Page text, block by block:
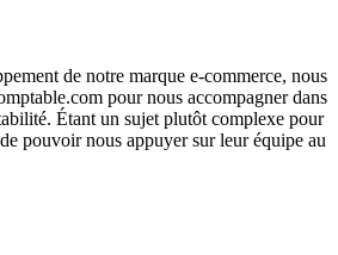
de notre marque e-commerce, nous
pour nous accompagner dans
Étant un sujet plutôt complexe pour
pouvoir nous appuyer sur leur équipe au